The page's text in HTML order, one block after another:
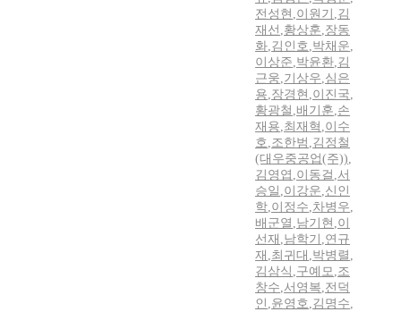
전성현 ,이원기 ,김
재선 ,황상훈,장동
화,김인호,박채운,
이상준,박윤환,김
근웅,기상우,심은
용,장경현 ,이진국,
황광철 ,배기훈,손
재용,최재혁 ,이수
호,조한범 ,김정철
(대우중공업(주)),
김영엽 ,이동걸 ,서
승일 ,이강운,신인
학,이정수,차병우,
배군열 ,남기현 ,이
선재 ,남학기 ,연규
재 ,최귀대 ,박병렬 ,
김삼식 ,구예모,조
창수,서영복,전덕
인 ,윤영호,김명수,